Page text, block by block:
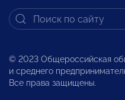
© 2023 Общероссийская
и среднего
Все права защищены.